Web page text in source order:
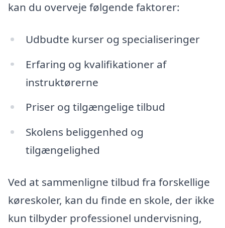
kan du overveje følgende faktorer:
Udbudte kurser og specialiseringer
Erfaring og kvalifikationer af
instruktørerne
Priser og tilgængelige tilbud
Skolens beliggenhed og
tilgængelighed
Ved at sammenligne tilbud fra forskellige
køreskoler, kan du finde en skole, der ikke
kun tilbyder professionel undervisning,